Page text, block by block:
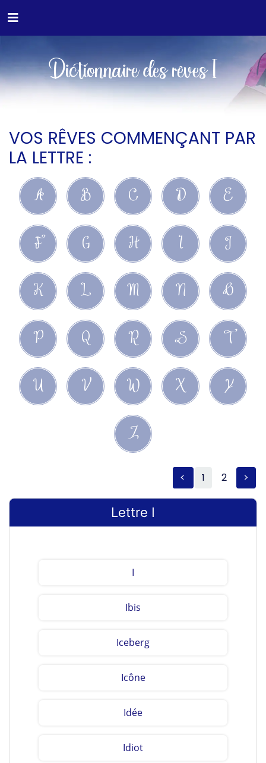
Dictionnaire des rêves I
VOS RÊVES COMMENÇANT PAR
LA LETTRE :
A B C D E
F G H I J
K L M N O
P Q R S T
U V W X Y
Z
< 1 2 >
Lettre I
I
Ibis
Iceberg
Icône
Idée
Idiot